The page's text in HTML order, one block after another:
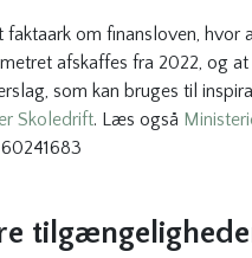
faktaark om finansloven,
afskaffes fra 2022, og
som kan bruges til
Skoledrift. Læs også